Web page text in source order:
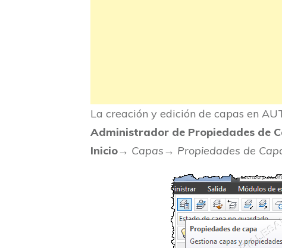
La creación y edición de capas en
Administrador de Propiedades de
Inicio→ Capas→ Propiedades de